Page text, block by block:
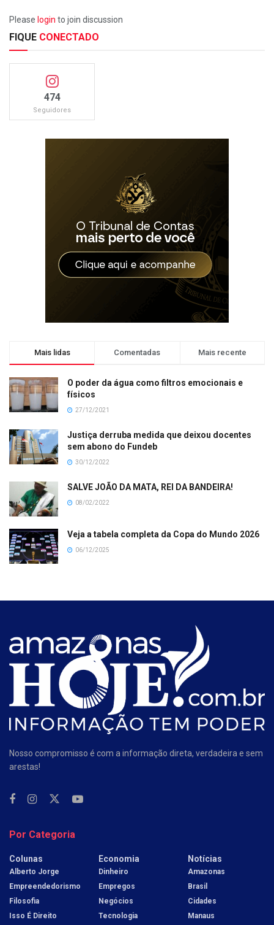
Please login to join discussion
FIQUE CONECTADO
474
Seguidores
Mais lidas Comentadas Mais recente
O poder da água como filtros emocionais e
físicos
27/12/2021
Justiça derruba medida que deixou docentes
sem abono do Fundeb
30/12/2022
SALVE JOÃO DA MATA, REI DA BANDEIRA!
08/02/2022
Veja a tabela completa da Copa do Mundo 2026
06/12/2025
Nosso compromisso é com a informação direta, verdadeira e sem
arestas!
Por Categoria
Colunas
Alberto Jorge
Empreendedorismo
Filosofia
Isso É Direito
Economia
Dinheiro
Empregos
Negócios
Tecnologia
Notícias
Amazonas
Brasil
Cidades
Manaus